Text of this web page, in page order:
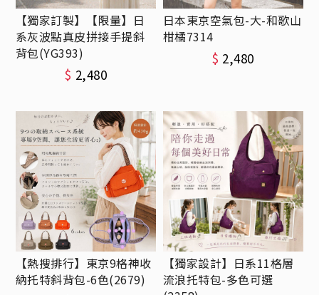
【獨家訂製】【限量】日
系灰波點真皮拼接手提斜
背包(YG393)
$ 2,480
日本東京空氣包-大-和歌山
柑橘7314
$ 2,480
【熱搜排行】東京9格神收
納托特斜背包-6色(2679)
【獨家設計】日系11格層
流浪托特包-多色可選